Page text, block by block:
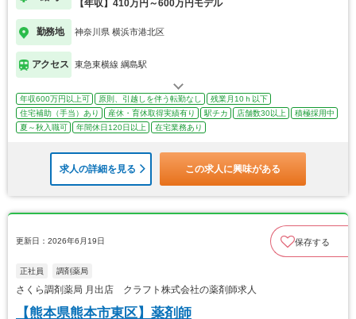
【年収】410万円～600万円モデル
勤務地 神奈川県 横浜市港北区
アクセス 東急東横線 綱島駅
年収600万円以上可 原則、引越しを伴う転勤なし
残業月10ｈ以下
住宅補助（手当）あり
産休・育休取得実績有り 駅チカ 店舗数30以上
積極採用中
夏～秋入職可
年間休日120日以上 在宅業務あり
求人の詳細を見る この求人に興味がある
更新日：2026年6月19日 保存する
正社員 調剤薬局
さくら調剤薬局 月出店 クラフト株式会社の薬剤師求人
【熊本県熊本市東区】薬剤師